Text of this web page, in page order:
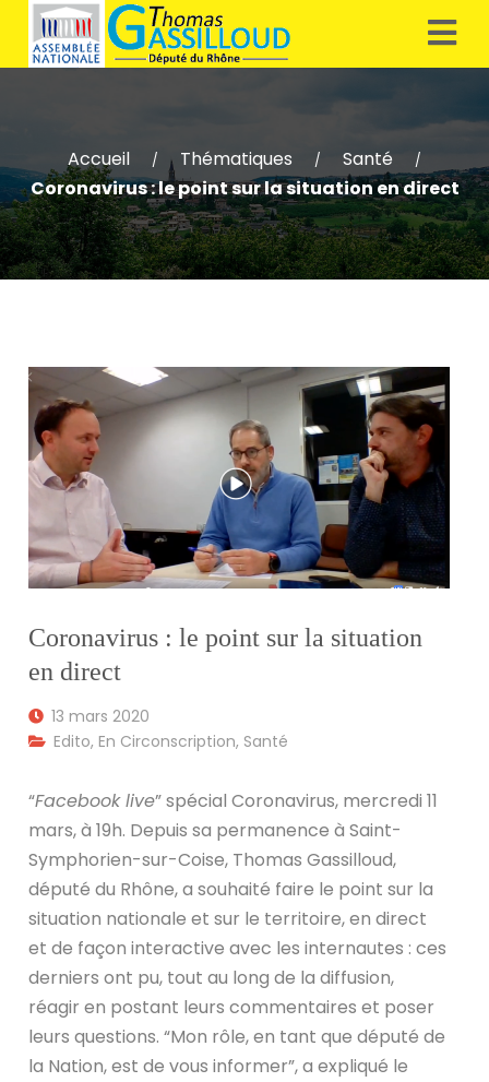
Accueil / Thématiques / Santé /
Coronavirus : le point sur la situation en direct
Coronavirus : le point sur la situation
en direct
13 mars 2020
Edito,En Circonscription, Santé
“Facebook live” spécial Coronavirus, mercredi 11
mars, à 19h. Depuis sa permanence à Saint-
Symphorien-sur-Coise, Thomas Gassilloud,
député du Rhône, a souhaité faire le point sur la
situation nationale et sur le territoire, en direct
et de façon interactive avec les internautes : ces
derniers ont pu, tout au long de la diffusion,
réagir en postant leurs commentaires et poser
leurs questions. “Mon rôle, en tant que député de
la Nation, est de vous informer”, a expliqué le